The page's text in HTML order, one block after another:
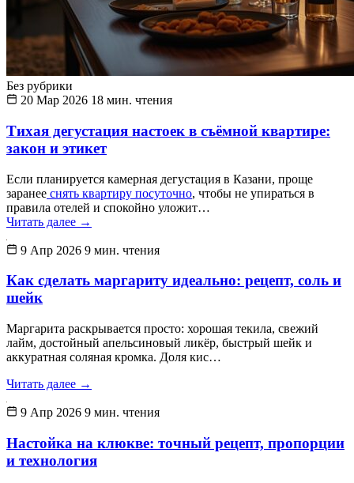
Без рубрики
20 Мар 2026 18 мин. чтения
Тихая дегустация настоек в съёмной квартире:
закон и этикет
Если планируется камерная дегустация в Казани, проще
заранее снять квартиру посуточно, чтобы не упираться в
правила отелей и спокойно уложит…
Читать далее →
9 Апр 2026 9 мин. чтения
Как сделать маргариту идеально: рецепт, соль и
шейк
Маргарита раскрывается просто: хорошая текила, свежий
лайм, достойный апельсиновый ликёр, быстрый шейк и
аккуратная соляная кромка. Доля кис…
Читать далее →
9 Апр 2026 9 мин. чтения
Настойка на клюкве: точный рецепт, пропорции
и технология